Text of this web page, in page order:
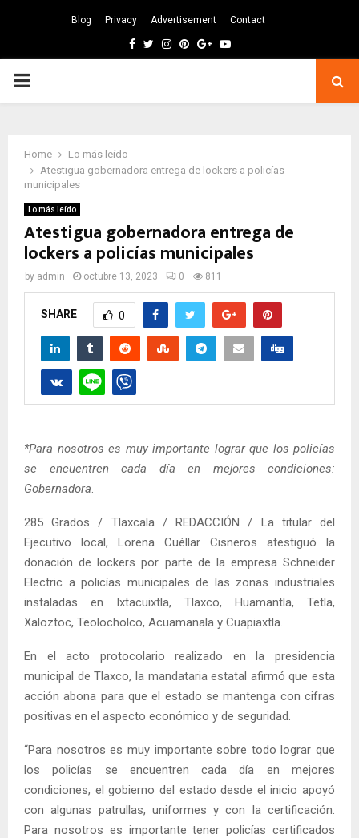
Blog Privacy Advertisement Contact
Facebook
TwitterInstagram
Pinterest
GoogleYoutube
PRIMARY
Home
Lo más leído
Atestigua gobernadora entrega de lockers a policías
municipales
Lo más leído
Atestigua gobernadora entrega de
lockers a policías municipales
by admin octubre 13, 2023 0 811
SHARE 0
*Para nosotros es muy importante lograr que los policías
se encuentren cada día en mejores condiciones:
Gobernadora
285 Grados / Tlaxcala / REDACCIÓN / La titular del
Ejecutivo local, Lorena Cuéllar Cisneros atestiguó la
donación de lockers por parte de la empresa Schneider
Electric a policías municipales de las zonas industriales
instaladas en Ixtacuixtla, Tlaxco, Huamantla, Tetla,
Xaloztoc, Teolocholco, Acuamanala y Cuapiaxtla.
En el acto protocolario realizado en la presidencia
municipal de Tlaxco, la mandataria estatal afirmó que esta
acción abona para que el estado se mantenga con cifras
positivas en el aspecto económico y de seguridad.
“Para nosotros es muy importante sobre todo lograr que
los policías se encuentren cada día en mejores
condiciones, el gobierno del estado desde el inicio apoyó
con algunas patrullas, uniformes y con la certificación.
Para nosotros es importante tener policías certificados